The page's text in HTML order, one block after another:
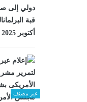
دولي إلى
أكتوبر 2025 02:45 مـ
غير مصنف